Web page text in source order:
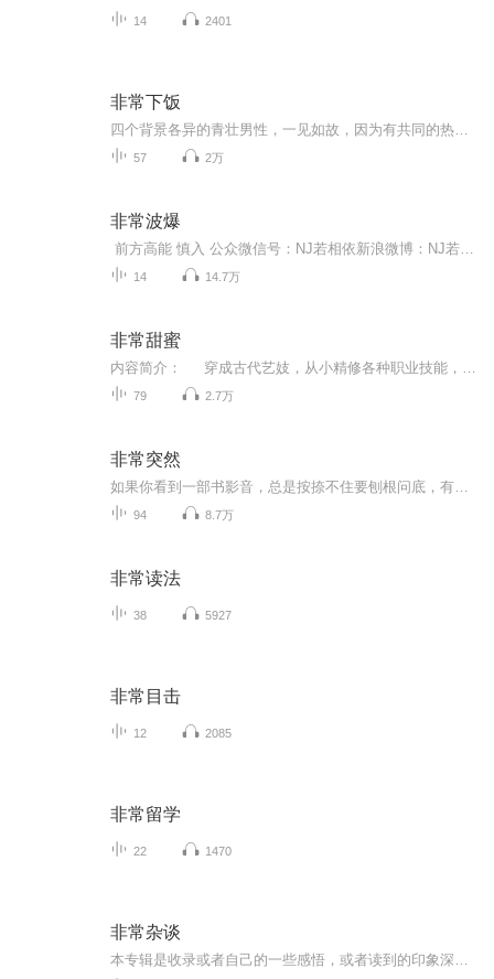
14 2401
非常下饭
57 2万
非常波爆
14 14.7万
非常甜蜜
79 2.7万
非常突然
94 8.7万
非常读法
38 5927
非常目击
12 2085
非常留学
22 1470
非常杂谈